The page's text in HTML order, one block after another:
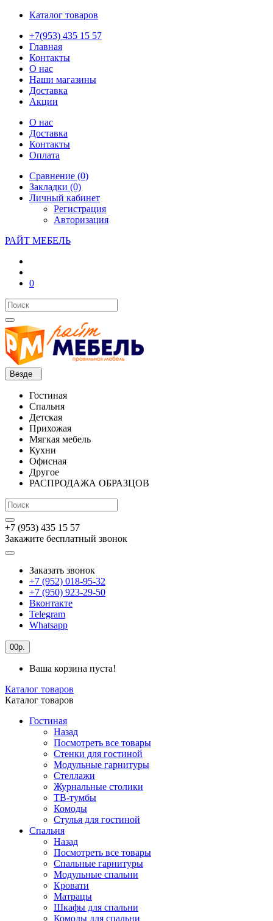
Каталог товаров
+7(953) 435 15 57
Главная
Контакты
О нас
Наши магазины
Доставка
Акции
О нас
Доставка
Контакты
Оплата
Сравнение (0)
Закладки (0)
Личный кабинет
Регистрация
Авторизация
РАЙТ МЕБЕЛЬ
0
Везде
Гостиная
Спальня
Детская
Прихожая
Мягкая мебель
Кухни
Офисная
Другое
РАСПРОДАЖА ОБРАЗЦОВ
+7 (953) 435 15 57
Закажите бесплатный звонок
Заказать звонок
+7 (952) 018-95-32
+7 (950) 923-29-50
Вконтакте
Telegram
Whatsapp
00р.
Ваша корзина пуста!
Каталог товаров
Каталог товаров
Гостиная
Назад
Посмотреть все товары
Стенки для гостиной
Модульные гарнитуры
Стеллажи
Журнальные столики
ТВ-тумбы
Комоды
Стулья для гостиной
Спальня
Назад
Посмотреть все товары
Спальные гарнитуры
Модульные спальни
Кровати
Матрацы
Шкафы для спальни
Комоды для спальни